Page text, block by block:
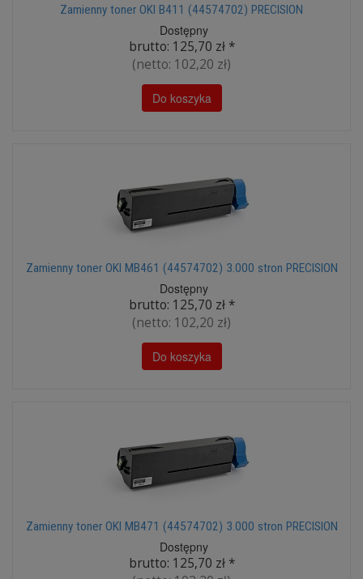
Zamienny toner OKI B411 (44574702) PRECISION
Dostępny
brutto: 125,70 zł*
(netto: 102,20 zł)
Do koszyka
Zamienny toner OKI MB461 (44574702) 3.000 stron PRECISION
Dostępny
brutto: 125,70 zł*
(netto: 102,20 zł)
Do koszyka
Zamienny toner OKI MB471 (44574702) 3.000 stron PRECISION
Dostępny
brutto: 125,70 zł*